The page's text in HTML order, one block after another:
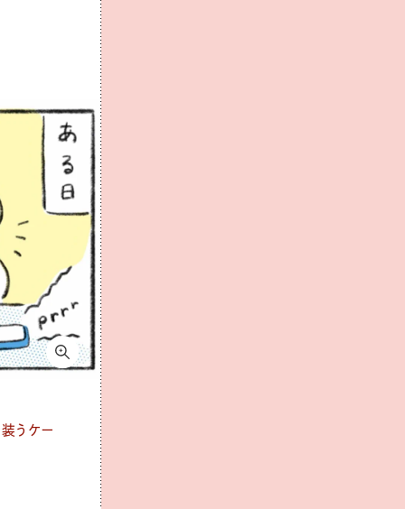
うケー